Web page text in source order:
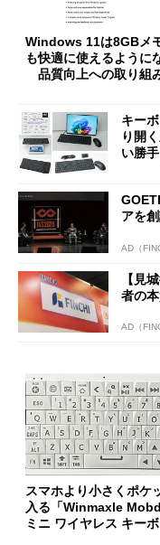
Windows 11は8GBメ
も快適に使えるように
品質向上への取り組
キー
り開
い勝
アを
AD（
【見
者の
AD（
スマホより小さくポケ
入る「Winmaxle
ミニ ワイヤレス キー